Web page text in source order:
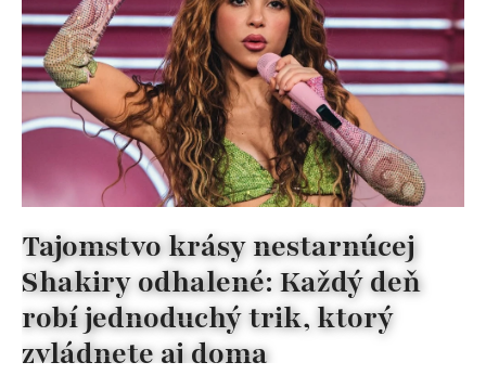
Tajomstvo krásy nestarnúcej
Shakiry odhalené: Každý deň
robí jednoduchý trik, ktorý
zvládnete aj doma